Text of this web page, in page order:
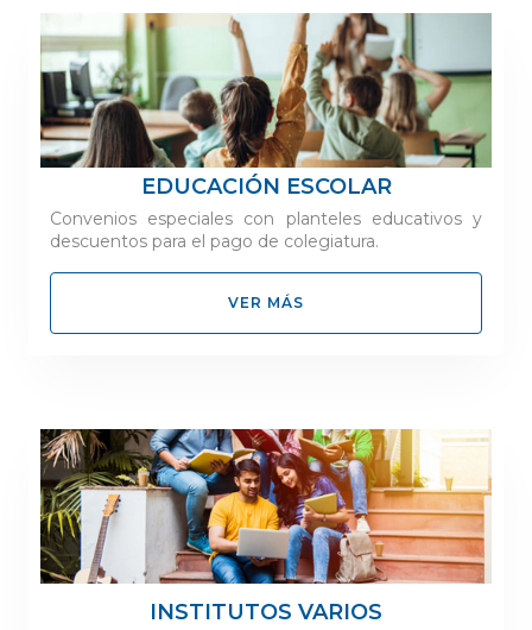
EDUCACIÓN ESCOLAR
Convenios especiales con planteles educativos y
descuentos para el pago de colegiatura.
VER MÁS
INSTITUTOS VARIOS